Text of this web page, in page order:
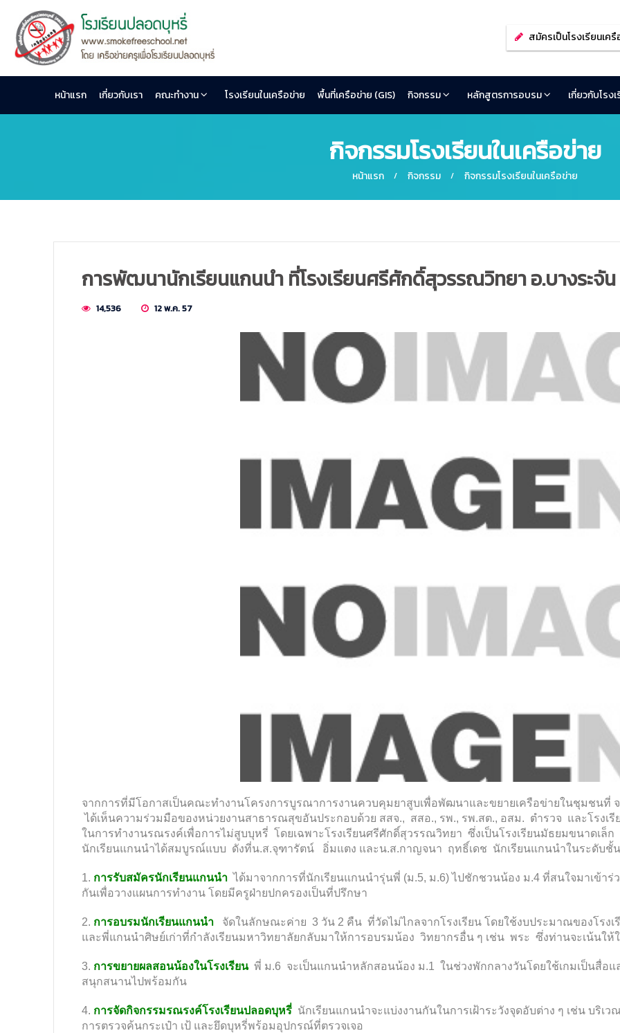
สมัครเป็นโรงเรียนเค
หน้าแรก เกี่ยวกับเรา คณะทำงาน โรงเรียนในเครือข่าย พื้นที่เครือข่าย (GIS) กิจกรรม หลักสูตรการอบรม เกี่ยวกับโร
กิจกรรมโรงเรียนในเครือข่าย
หน้าแรก กิจกรรม กิจกรรมโรงเรียนในเครือข่าย
การพัฒนานักเรียนแกนนำ ที่โรงเรียนศรีศักดิ์สุวรรณวิทยา อ.บางระจั
14,536 12 พ.ค. 57
จากการที่มีโอกาสเป็นคณะทำงานโครงการบูรณาการงานควบคุมยาสูบเพื่อพัฒนาและขยายเครือข่ายในชุมชน
ได้เห็นความร่วมมือของหน่วยงานสาธารณสุขอันประกอบด้วย สสจ., สสอ., รพ., รพ.สต., อสม. ตำรวจ และโรงเ
ในการทำงานรณรงค์เพื่อการไม่สูบบุหรี่ โดยเฉพาะโรงเรียนศรีศักดิ์สุวรรณวิทยา ซึ่งเป็นโรงเรียนมัธยมขนาดเ
นักเรียนแกนนำได้สมบูรณ์แบบ ดังที่น.ส.จุฑารัตน์ อิ่มแตง และน.ส.กาญจนา ฤทธิ์เดช นักเรียนแกนนำในระดับชั้
1. การรับสมัครนักเรียนแกนนำ ได้มาจากการที่นักเรียนแกนนำรุ่นพี่ (ม.5, ม.6) ไปชักชวนน้อง ม.4 ที่สนใจมาเข้า
กันเพื่อวางแผนการทำงาน โดยมีครูฝ่ายปกครองเป็นที่ปรึกษา
2. การอบรมนักเรียนแกนนำ จัดในลักษณะค่าย 3 วัน 2 คืน ที่วัดไม่ไกลจากโรงเรียน โดยใช้งบประมาณของโรง
และพี่แกนนำศิษย์เก่าที่กำลังเรียนมหาวิทยาลัยกลับมาให้การอบรมน้อง วิทยากรอื่น ๆ เช่น พระ ซึ่งท่านจะเน้นให้
3. การขยายผลสอนน้องในโรงเรียนพี่ ม.6 จะเป็นแกนนำหลักสอนน้อง ม.1 ในช่วงพักกลางวันโดยใช้เกมเป็นสื่อแ
สนุกสนานไปพร้อมกัน
4. การจัดกิจกรรมรณรงค์โรงเรียนปลอดบุหรี่ นักเรียนแกนนำจะแบ่งงานกันในการเฝ้าระวังจุดอับต่าง ๆ เช่น บริ
การตรวจค้นกระเป๋า เป้ และยึดบุหรี่พร้อมอุปกรณ์ที่ตรวจเจอ